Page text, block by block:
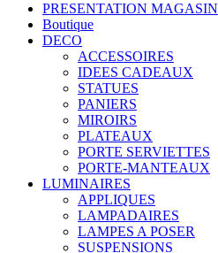
PRESENTATION MAGASIN
Boutique
DECO
ACCESSOIRES
IDEES CADEAUX
STATUES
PANIERS
MIROIRS
PLATEAUX
PORTE SERVIETTES
PORTE-MANTEAUX
LUMINAIRES
APPLIQUES
LAMPADAIRES
LAMPES A POSER
SUSPENSIONS